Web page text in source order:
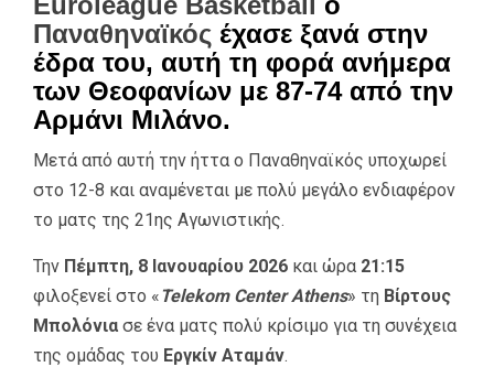
Παναθηναϊκός έχασε ξανά στην
έδρα του, αυτή τη φορά ανήμερα
των Θεοφανίων με 87-74 από την
Αρμάνι Μιλάνο.
Μετά από αυτή την ήττα ο Παναθηναϊκός υποχωρεί
στο 12-8 και αναμένεται με πολύ μεγάλο ενδιαφέρον
το ματς της 21ης Αγωνιστικής.
Την Πέμπτη, 8 Ιανουαρίου 2026 και ώρα 21:15
φιλοξενεί στο « Telekom Center Athens» τη Βίρτους
Μπολόνια σε ένα ματς πολύ κρίσιμο για τη συνέχεια
της ομάδας του Εργκίν Αταμάν.